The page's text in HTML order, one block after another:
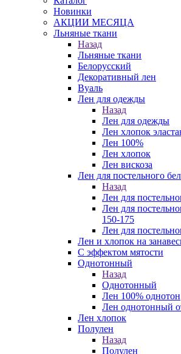
Новинки
АКЦИИ МЕСЯЦА
Льняные ткани
Назад
Льняные ткани
Белорусский
Декоративный лен
Вуаль
Лен для одежды
Назад
Лен для одежды
Лен хлопок
Лен 100%
Лен хлопок
Лен вискоза
Лен для постельного
Назад
Лен для
Лен для
150-175
Лен для
Лен и хлопок на
С эффектом мятости
Однотонный
Назад
Однотонный
Лен 100% однотон
Лен однотонный
Лен хлопок
Полулен
Назад
Полулен